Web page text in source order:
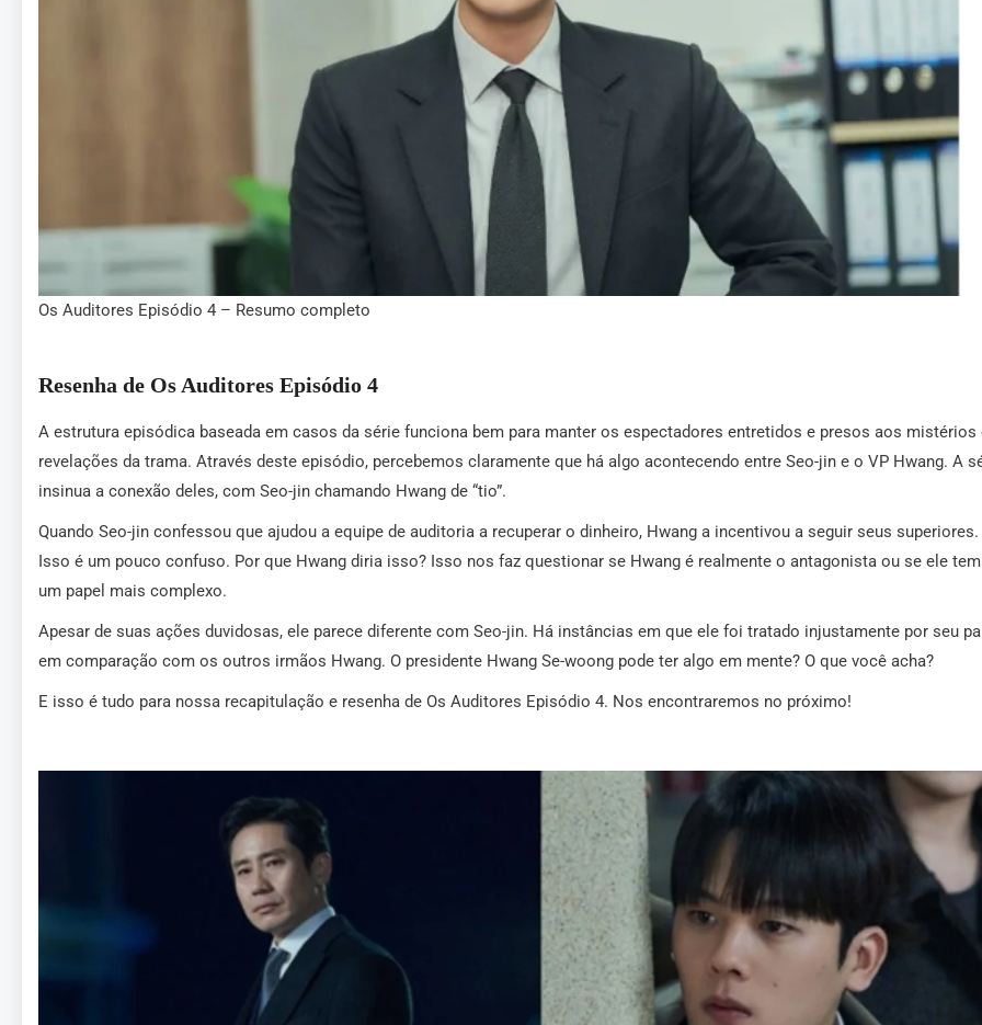
Os Auditores Episódio 4 – Resumo completo
Resenha de Os Auditores Episódio 4
A estrutura episódica baseada em casos da série funciona bem para manter os espectadores entretidos e presos aos mistérios
revelações da trama. Através deste episódio, percebemos claramente que há algo acontecendo entre Seo-jin e o VP Hwang. A
insinua a conexão deles, com Seo-jin chamando Hwang de “tio”.
Quando Seo-jin confessou que ajudou a equipe de auditoria a recuperar o dinheiro, Hwang a incentivou a seguir seus superiores.
Isso é um pouco confuso. Por que Hwang diria isso? Isso nos faz questionar se Hwang é realmente o antagonista ou se ele tem
um papel mais complexo.
Apesar de suas ações duvidosas, ele parece diferente com Seo-jin. Há instâncias em que ele foi tratado injustamente por seu
em comparação com os outros irmãos Hwang. O presidente Hwang Se-woong pode ter algo em mente? O que você acha?
E isso é tudo para nossa recapitulação e resenha de Os Auditores Episódio 4. Nos encontraremos no próximo!